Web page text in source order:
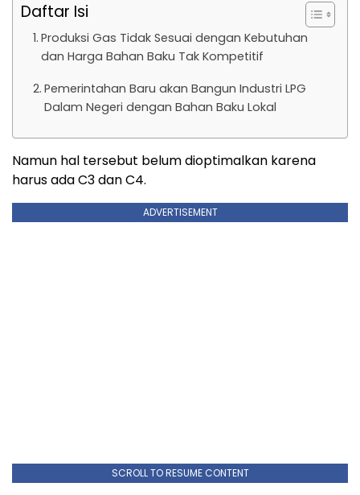
Daftar Isi
Produksi Gas Tidak Sesuai dengan Kebutuhan
dan Harga Bahan Baku Tak Kompetitif
Pemerintahan Baru akan Bangun Industri LPG
Dalam Negeri dengan Bahan Baku Lokal
Namun hal tersebut belum dioptimalkan karena
harus ada C3 dan C4.
ADVERTISEMENT
SCROLL TO RESUME CONTENT